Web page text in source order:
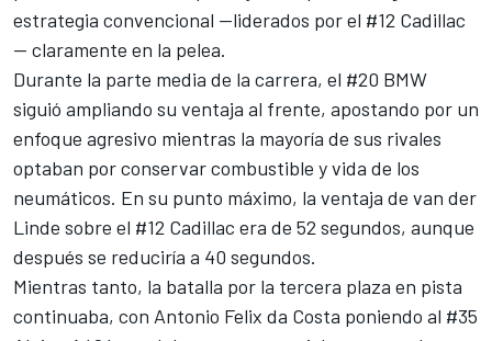
estrategia convencional —liderados por el #12 Cadillac
— claramente en la pelea.
Durante la parte media de la carrera, el #20 BMW
siguió ampliando su ventaja al frente, apostando por un
enfoque agresivo mientras la mayoría de sus rivales
optaban por conservar combustible y vida de los
neumáticos. En su punto máximo, la ventaja de van der
Linde sobre el #12 Cadillac era de 52 segundos, aunque
después se reduciría a 40 segundos.
Mientras tanto, la batalla por la tercera plaza en pista
continuaba, con Antonio Felix da Costa poniendo al #35